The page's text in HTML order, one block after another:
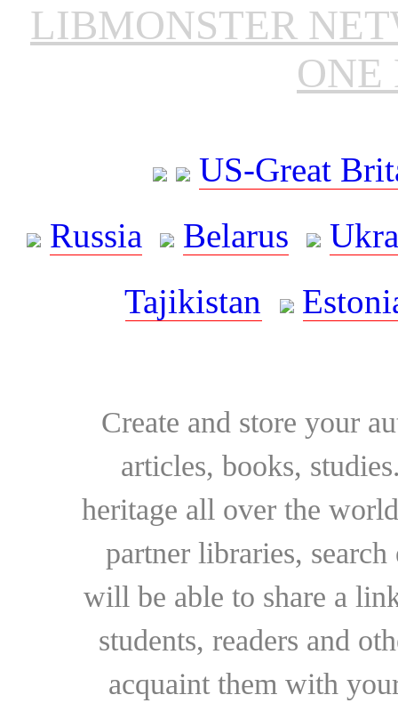
LIBMONSTER
ONE
US-Great
Russia
Belarus
Tajikistan
Create and store your
articles, books,
heritage all over the
partner libraries,
will be able to share a
students, readers and
acquaint them with